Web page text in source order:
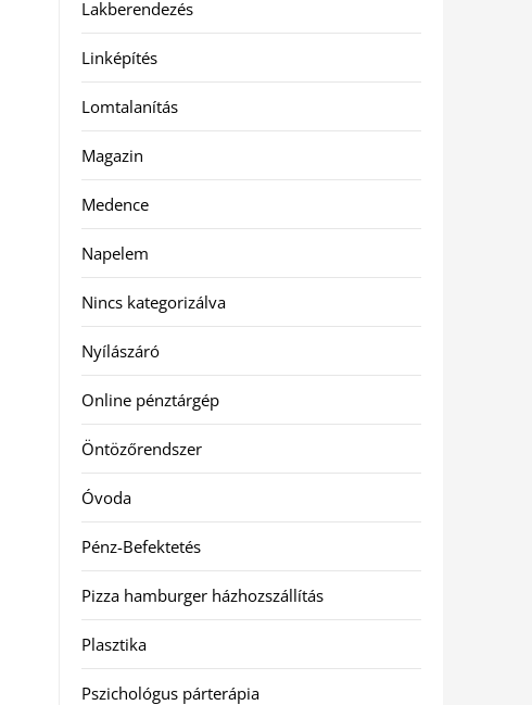
Lakberendezés
Linképítés
Lomtalanítás
Magazin
Medence
Napelem
Nincs kategorizálva
Nyílászáró
Online pénztárgép
Öntözőrendszer
Óvoda
Pénz-Befektetés
Pizza hamburger házhozszállítás
Plasztika
Pszichológus párterápia